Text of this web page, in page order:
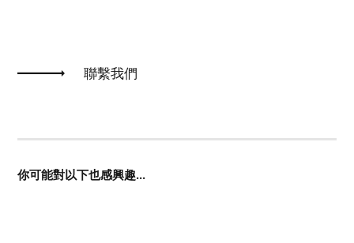
聯繫我們
你可能對以下也感興趣...